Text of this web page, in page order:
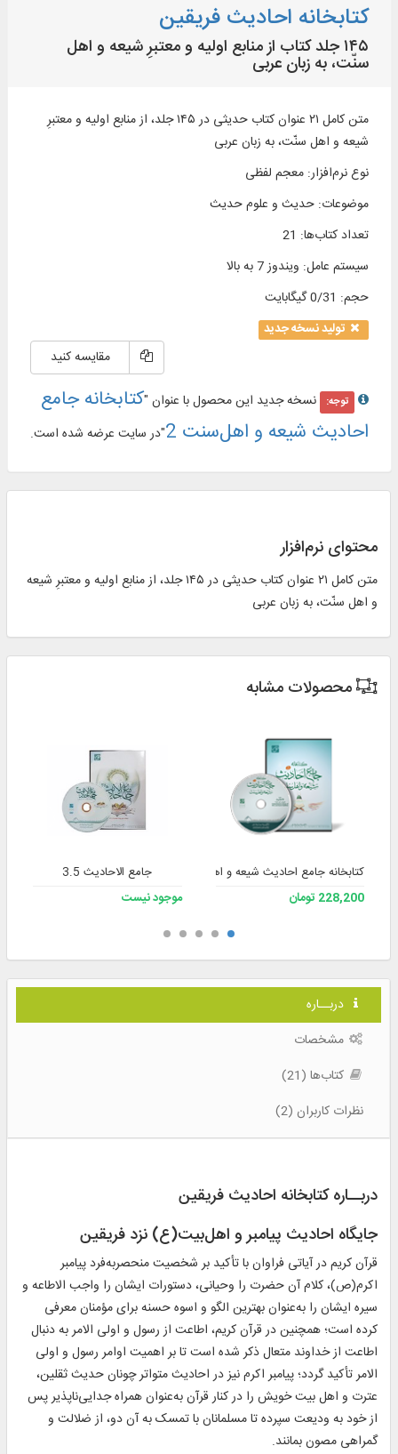
کتابخانه احادیث فریقین
۱۴۵ جلد کتاب از منابع اولیه و معتبرِ شیعه و اهل
سنّت، به زبان عربی
متن کامل ۲۱ عنوان کتاب حدیثی در ۱۴۵ جلد، از منابع اولیه و معتبرِ
شیعه و اهل سنّت، به زبان عربی
نوع نرم‌افزار:معجم لفظی
موضوعات:حدیث و علوم حدیث
تعداد کتاب‌ها:
21
سیستم عامل: ویندوز 7 به بالا
حجم: 0/31 گیگابایت
تولید نسخه جدید
مقایسه کنید
توجه: نسخه جدید این محصول با عنوان "کتابخانه جامع
احادیث شیعه و اهل‌‌سنت 2
"در سایت عرضه شده است.
محتوای نرم‌افزار
متن کامل ۲۱ عنوان کتاب حدیثی در ۱۴۵ جلد، از منابع اولیه و معتبرِ شیعه
و اهل سنّت، به زبان عربی
محصولات مشابه
کتابخانه جامع احادیث شیعه و اهل‌‌سنت 2
228,200 تومان
جامع الاحادیث 3.5
موجود نیست
دربــاره
مشخصات
کتاب‌ها (21)
نظرات کاربران (2)
دربــاره کتابخانه احادیث فریقین
جایگاه احادیث پیامبر و اهل‌بیت(ع) نزد فریقین
قرآن کریم در آیاتی فراوان با تأکید بر شخصیت منحصربه‌فرد پیامبر
اکرم(ص)، کلام آن حضرت را وحیانی، دستورات ایشان را واجب الاطاعه و
سیره ایشان را به‌عنوان بهترین الگو و اسوه حسنه برای مؤمنان معرفی
کرده است؛ همچنین در قرآن کریم، اطاعت از رسول و اولی الامر به دنبال
اطاعت از خداوند متعال ذکر شده است تا بر اهمیت اوامر رسول و اولی
الامر تأکید گردد؛ پیامبر اکرم نیز در احادیث متواتر چونان حدیث ثقلین،
عترت و اهل بیت خویش را در کنار قرآن به‌عنوان همراه جدایی‌ناپذیر پس
از خود به ودیعت سپرده تا مسلمانان با تمسک به آن دو، از ضلالت و
گمراهی مصون بمانند.